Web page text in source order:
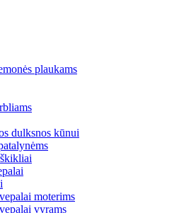
plaukams
dulksnos kūnui
moterims
vyrams